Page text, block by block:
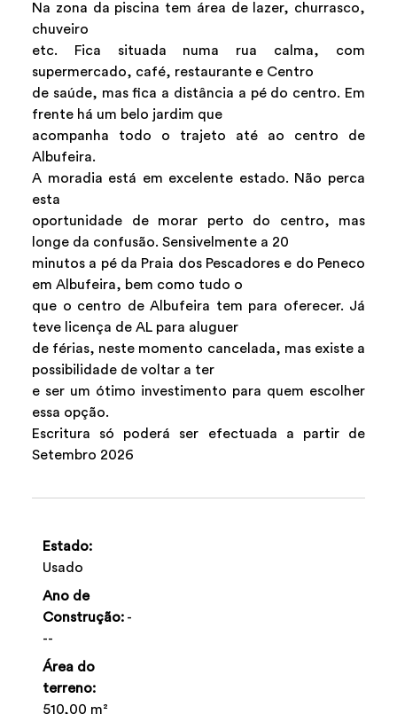
Na zona da piscina tem área de lazer, churrasco,
chuveiro
etc. Fica situada numa rua calma, com
supermercado, café, restaurante e Centro
de saúde, mas fica a distância a pé do centro. Em
frente há um belo jardim que
acompanha todo o trajeto até ao centro de
Albufeira.
A moradia está em excelente estado. Não perca
esta
oportunidade de morar perto do centro, mas
longe da confusão. Sensivelmente a 20
minutos a pé da Praia dos Pescadores e do Peneco
em Albufeira, bem como tudo o
que o centro de Albufeira tem para oferecer. Já
teve licença de AL para aluguer
de férias, neste momento cancelada, mas existe a
possibilidade de voltar a ter
e ser um ótimo investimento para quem escolher
essa opção.
Escritura só poderá ser efectuada a partir de
Setembro 2026
Estado:
Usado
Ano de
Construção: -
--
Área do
terreno:
510,00 m²